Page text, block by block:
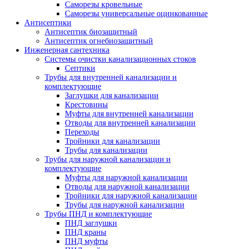
Саморезы кровельные
Саморезы универсальные оцинкованные
Антисептики
Антисептик биозащитный
Антисептик огнебиозащитный
Инженерная сантехника
Системы очистки канализационных стоков
Септики
Трубы для внутренней канализации и
комплектующие
Заглушки для канализации
Крестовины
Муфты для внутренней канализации
Отводы для внутренней канализации
Переходы
Тройники для канализации
Трубы для канализации
Трубы для наружной канализации и
комплектующие
Муфты для наружной канализации
Отводы для наружной канализации
Тройники для наружной канализации
Трубы для наружной канализации
Трубы ПНД и комплектующие
ПНД заглушки
ПНД краны
ПНД муфты